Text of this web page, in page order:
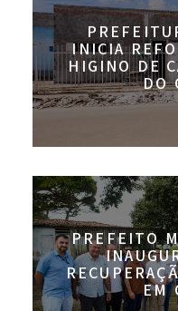
INICIA
HIGINO DE
DO
PREFEITO
EM